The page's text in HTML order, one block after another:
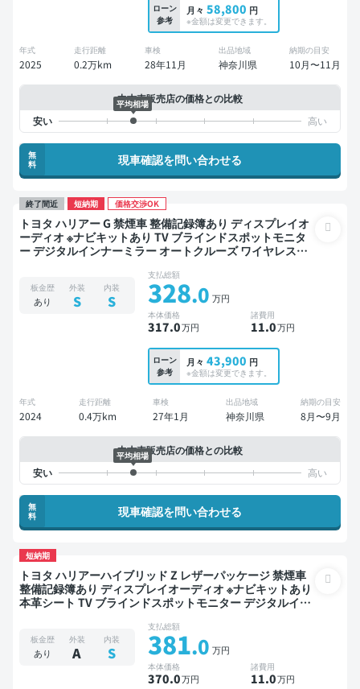
ローン
参考
月々 58,800 円
※金額は変更できます。
年式
2025
走行距離
0.2万km
車検
28年11月
出品地域
神奈川県
納期の目安
10月〜11月
中古車販売店の価格との比較
平均相場
無
料
現車確認を問い合わせる
終了間近 短納期 価格交渉OK
トヨタ ハリアー G 禁煙車 整備記録簿あり ディスプレイオ
ーディオ ※ナビキットあり TV ブラインドスポットモニタ
ー デジタルインナーミラー オートクルーズ ワイヤレスキ
板金歴
あり
外装
S
内装
S
支払総額
328.0 万円
本体価格
317.0万円
諸費用
11.0万円
ローン
参考
月々 43,900 円
※金額は変更できます。
年式
2024
走行距離
0.4万km
車検
27年1月
出品地域
神奈川県
納期の目安
8月〜9月
中古車販売店の価格との比較
平均相場
無
料
現車確認を問い合わせる
短納期
トヨタ ハリアーハイブリッド Z レザーパッケージ 禁煙車
整備記録簿あり ディスプレイオーディオ ※ナビキットあり
本革シート TV ブラインドスポットモニター デジタルイン
電動バックドア バックモニター 全方位カメラ ドライブレ
コーダー 衝突軽減
板金歴
あり
外装
A
内装
S
支払総額
381.0 万円
本体価格
370.0万円
諸費用
11.0万円